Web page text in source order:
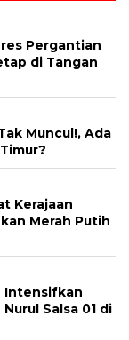
Pergantian
di Tangan
Muncul!, Ada
Kerajaan
Merah Putih
Intensifkan
Salsa 01 di